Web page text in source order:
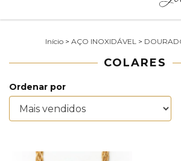
Início > AÇO INOXIDÁVEL >
COLARES
Ordenar por